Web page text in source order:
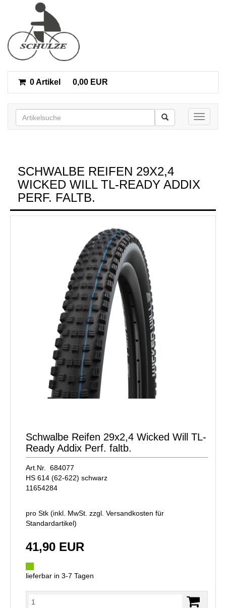
0 Artikel 0,00 EUR
Toggle
SCHWALBE REIFEN 29X2,4
WICKED WILL TL-READY ADDIX
PERF. FALTB.
Schwalbe Reifen 29x2,4 Wicked Will TL-
Ready Addix Perf. faltb.
Art.Nr. 684077
HS 614 (62-622) schwarz
11654284
pro Stk (inkl. MwSt. zzgl. Versandkosten für
Standardartikel)
41,90 EUR
lieferbar in 3-7 Tagen